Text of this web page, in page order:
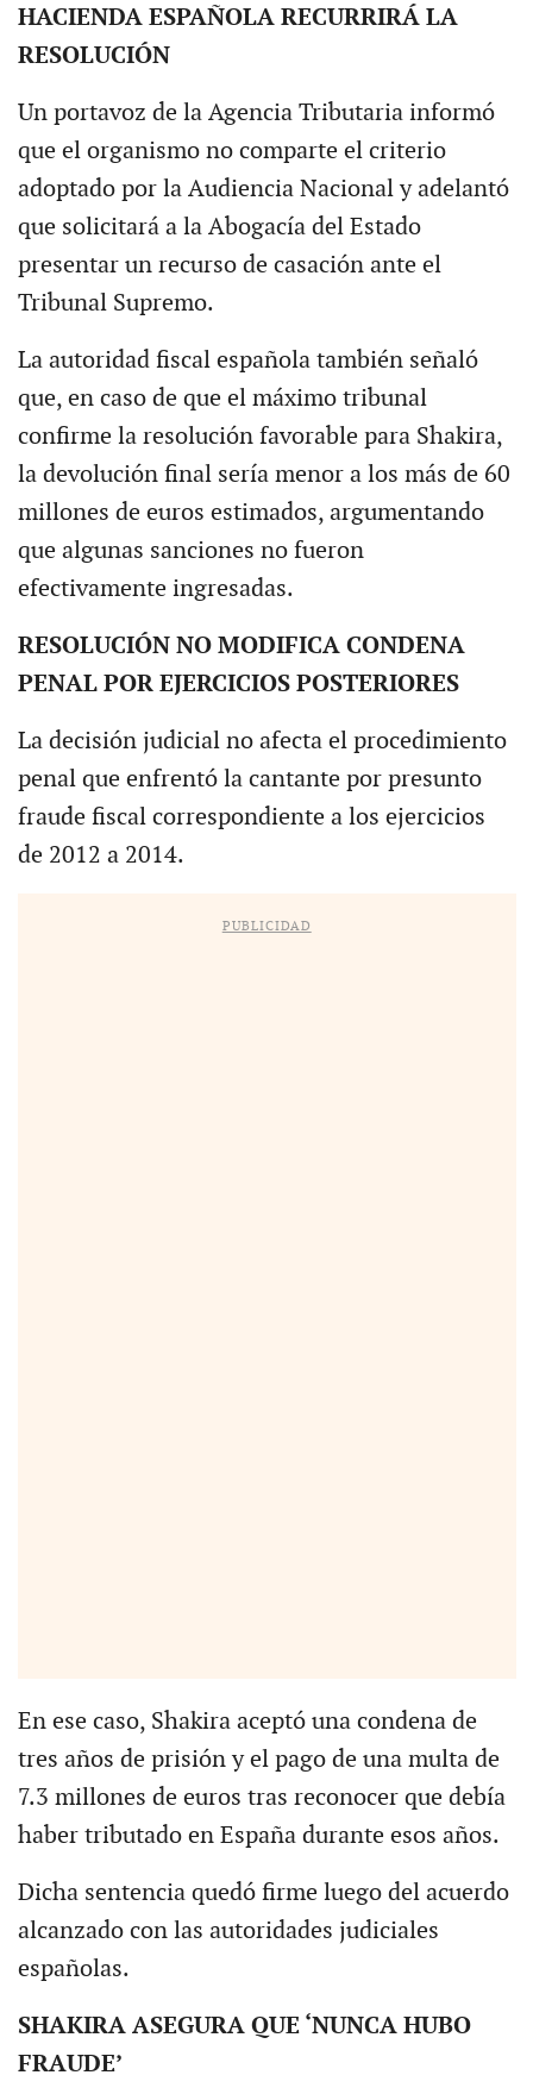
HACIENDA ESPAÑOLA RECURRIRÁ LA
RESOLUCIÓN
Un portavoz de la Agencia Tributaria informó
que el organismo no comparte el criterio
adoptado por la Audiencia Nacional y adelantó
que solicitará a la Abogacía del Estado
presentar un recurso de casación ante el
Tribunal Supremo.
La autoridad fiscal española también señaló
que, en caso de que el máximo tribunal
confirme la resolución favorable para Shakira,
la devolución final sería menor a los más de 60
millones de euros estimados, argumentando
que algunas sanciones no fueron
efectivamente ingresadas.
RESOLUCIÓN NO MODIFICA CONDENA
PENAL POR EJERCICIOS POSTERIORES
La decisión judicial no afecta el procedimiento
penal que enfrentó la cantante por presunto
fraude fiscal correspondiente a los ejercicios
de 2012 a 2014.
PUBLICIDAD
En ese caso, Shakira aceptó una condena de
tres años de prisión y el pago de una multa de
7.3 millones de euros tras reconocer que debía
haber tributado en España durante esos años.
Dicha sentencia quedó firme luego del acuerdo
alcanzado con las autoridades judiciales
españolas.
SHAKIRA ASEGURA QUE ‘NUNCA HUBO
FRAUDE’